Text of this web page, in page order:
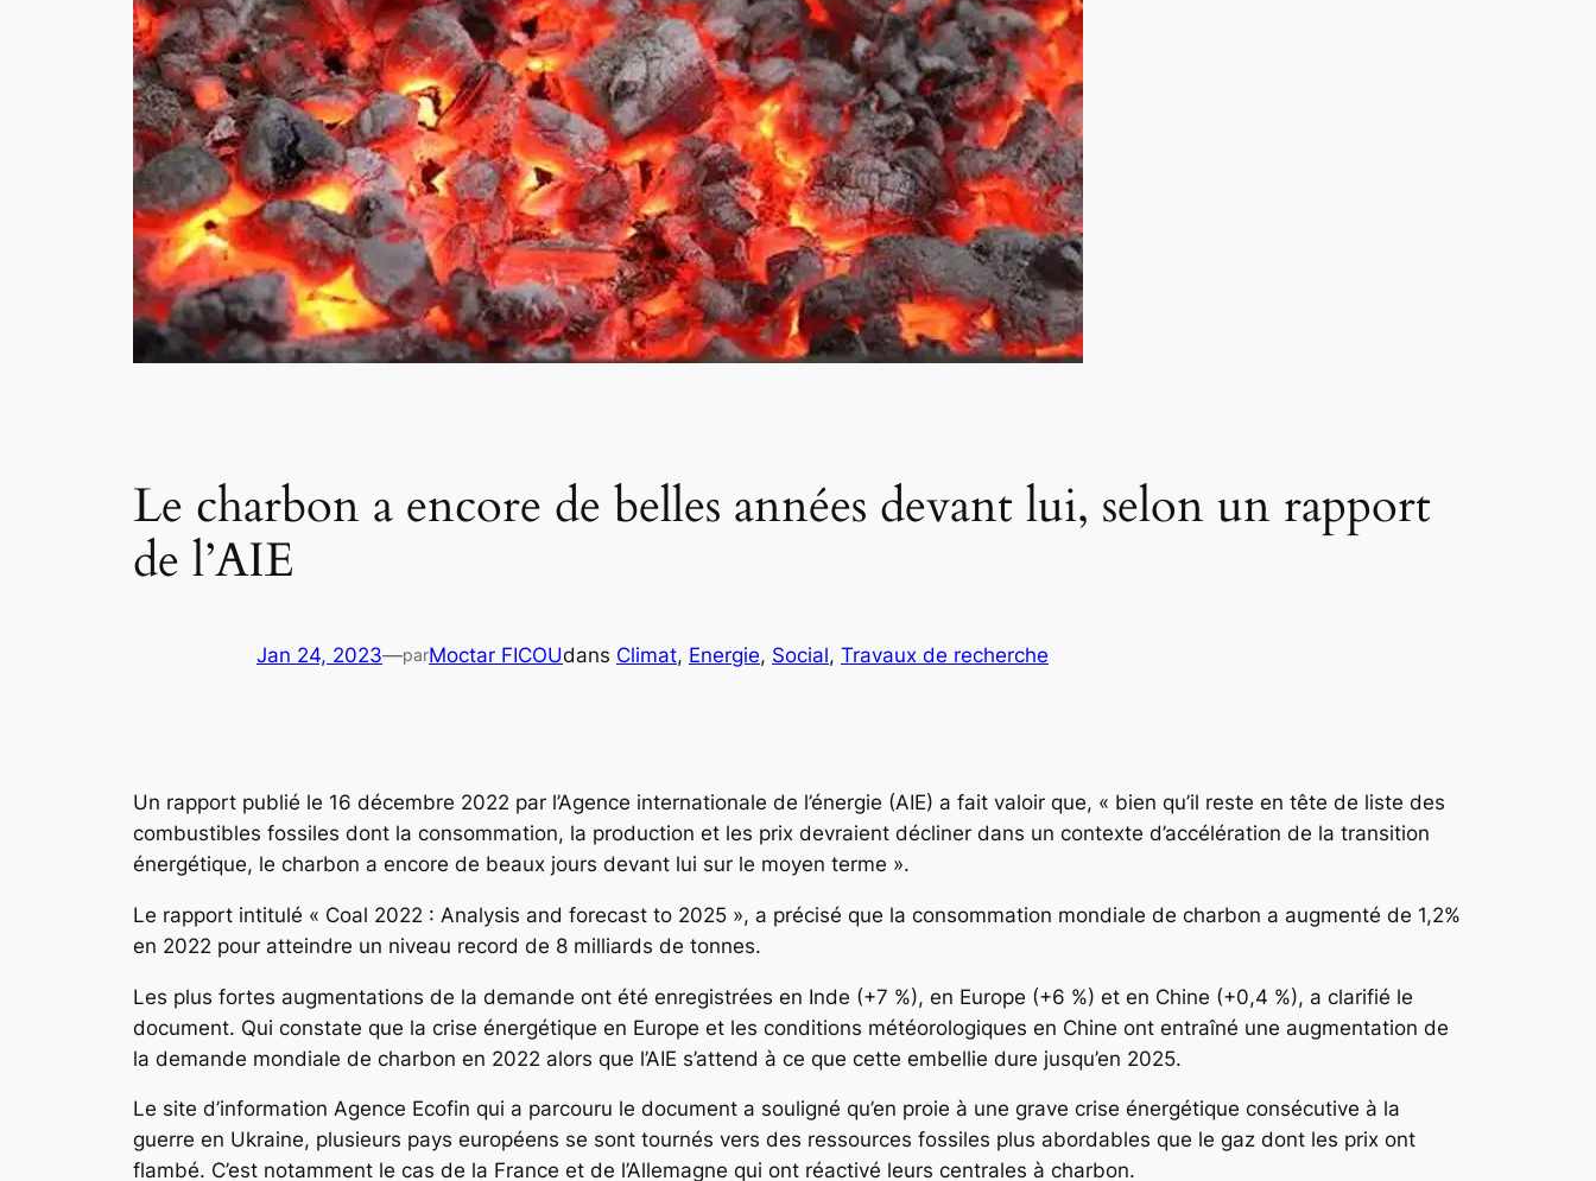
Le charbon a encore de belles années devant lui, selon un rapport
de l’AIE
Jan 24, 2023—parMoctar FICOUdans Climat, Energie, Social, Travaux de recherche
Un rapport publié le 16 décembre 2022 par l’Agence internationale de l’énergie (AIE) a fait valoir que, « bien qu’il reste en tête de liste des
combustibles fossiles dont la consommation, la production et les prix devraient décliner dans un contexte d’accélération de la transition
énergétique, le charbon a encore de beaux jours devant lui sur le moyen terme ».
Le rapport intitulé « Coal 2022 : Analysis and forecast to 2025 », a précisé que la consommation mondiale de charbon a augmenté de 1,2%
en 2022 pour atteindre un niveau record de 8 milliards de tonnes.
Les plus fortes augmentations de la demande ont été enregistrées en Inde (+7 %), en Europe (+6 %) et en Chine (+0,4 %), a clarifié le
document. Qui constate que la crise énergétique en Europe et les conditions météorologiques en Chine ont entraîné une augmentation de
la demande mondiale de charbon en 2022 alors que l’AIE s’attend à ce que cette embellie dure jusqu’en 2025.
Le site d’information Agence Ecofin qui a parcouru le document a souligné qu’en proie à une grave crise énergétique consécutive à la
guerre en Ukraine, plusieurs pays européens se sont tournés vers des ressources fossiles plus abordables que le gaz dont les prix ont
flambé. C’est notamment le cas de la France et de l’Allemagne qui ont réactivé leurs centrales à charbon.